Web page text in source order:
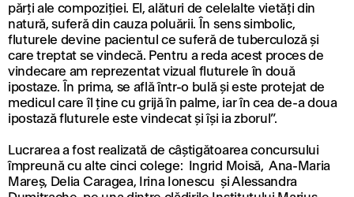
părţi ale compoziţiei. El, alături de celelalte vietăţi din
natură, suferă din cauza poluării. În sens simbolic,
fluturele devine pacientul ce suferă de tuberculoză şi
care treptat se vindecă. Pentru a reda acest proces de
vindecare am reprezentat vizual fluturele în două
ipostaze. În prima, se află într-o bulă şi este protejat de
medicul care îl ţine cu grijă în palme, iar în cea de-a doua
ipostază fluturele este vindecat şi îşi ia zborul”.
Lucrarea a fost realizată de câştigătoarea concursului
împreună cu alte cinci colege: Ingrid Moisă, Ana-Maria
Mareș, Delia Caragea, Irina Ionescu și Alessandra